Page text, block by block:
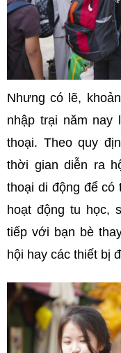
Nhưng có lẽ,
nhập trại năm nay
thoại. Theo quy
thời gian diễn ra
thoại di động để có
hoạt động tu học,
tiếp với bạn bè
hội hay các thiết bị